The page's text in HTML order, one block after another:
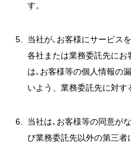
す。
当社が､お客様にサービス
各社または業務委託先にお
は､お客様等の個人情報の
いよう、業務委託先に対す
当社は､お客様等の同意が
び業務委託先以外の第三者